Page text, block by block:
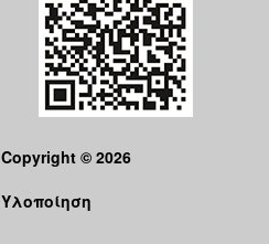
Copyright © 2026
Υλοποίηση